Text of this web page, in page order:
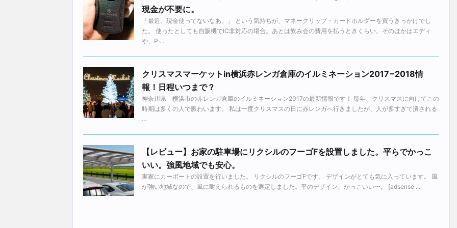
現金が不要に。
「最近、現金使ってないなあ。」 という気持ちが、マネークリップ・カードホルダーを買うきっかけでし
た。 使ったとしても自販機でIC非対応の場合。あとは飲み会の費用を払うときくらい。そのほかはエディ
や、P ...
クリスマスマーケットin横浜赤レンガ倉庫のイルミネーション2017−2018情
報！日程いつまで？
神奈川県 横浜市の赤レンガ倉庫のイルミネーション2017の最新情報です！ 毎年、クリスマスに向けてこの
時期は多くの人で賑わいます。 私は一度クリスマスの日に赤レンガへ行きましたが、人が多すぎて潰される
...
【レビュー】お家の駐車場にリクシルのフーゴFを設置しました。平らでかっこ
いい。強風地域でも安心。
実家にカーポートの設置を行いました。 リクシルのフーゴFです。 デザインがとても気に入っています。 風
が強い地域なので、風に耐えられるものを選定しました。平のデザイン、かっこいい〜。 [adsense ...